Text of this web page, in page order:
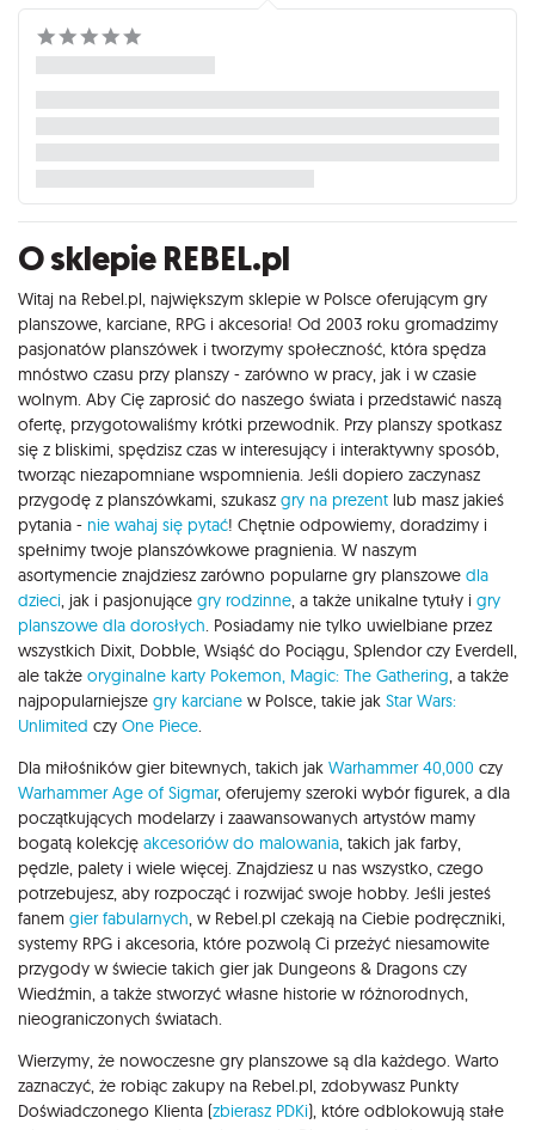
O sklepie REBEL.pl
Witaj na Rebel.pl, największym sklepie w Polsce oferującym gry
planszowe, karciane, RPG i akcesoria! Od 2003 roku gromadzimy
pasjonatów planszówek i tworzymy społeczność, która spędza
mnóstwo czasu przy planszy - zarówno w pracy, jak i w czasie
wolnym. Aby Cię zaprosić do naszego świata i przedstawić naszą
ofertę, przygotowaliśmy krótki przewodnik. Przy planszy spotkasz
się z bliskimi, spędzisz czas w interesujący i interaktywny sposób,
tworząc niezapomniane wspomnienia. Jeśli dopiero zaczynasz
przygodę z planszówkami, szukasz gry na prezent lub masz jakieś
pytania - nie wahaj się pytać! Chętnie odpowiemy, doradzimy i
spełnimy twoje planszówkowe pragnienia. W naszym
asortymencie znajdziesz zarówno popularne gry planszowe dla
dzieci , jak i pasjonujące gry rodzinne , a także unikalne tytuły i gry
planszowe dla dorosłych . Posiadamy nie tylko uwielbiane przez
wszystkich Dixit, Dobble, Wsiąść do Pociągu, Splendor czy Everdell,
ale także oryginalne karty Pokemon, Magic: The Gathering , a także
najpopularniejsze gry karciane w Polsce, takie jak Star Wars:
Unlimited czy One Piece
Dla miłośników gier bitewnych, takich jak Warhammer 40,000 czy
Warhammer Age of Sigmar, oferujemy szeroki wybór figurek, a dla
początkujących modelarzy i zaawansowanych artystów mamy
bogatą kolekcję akcesoriów do malowania , takich jak farby,
pędzle, palety i wiele więcej. Znajdziesz u nas wszystko, czego
potrzebujesz, aby rozpocząć i rozwijać swoje hobby. Jeśli jesteś
fanem gier fabularnych , w Rebel.pl czekają na Ciebie podręczniki,
systemy RPG i akcesoria, które pozwolą Ci przeżyć niesamowite
przygody w świecie takich gier jak Dungeons & Dragons czy
Wiedźmin, a także stworzyć własne historie w różnorodnych,
nieograniczonych światach.
Wierzymy, że nowoczesne gry planszowe są dla każdego. Warto
zaznaczyć, że robiąc zakupy na Rebel.pl, zdobywasz Punkty
Doświadczonego Klienta (zbierasz PDKi), które odblokowują stałe